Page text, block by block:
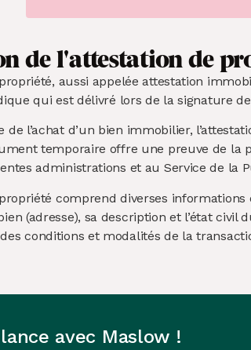
de l'attestation de
aussi appelée attestation
qui est délivré lors de la signature de
de l’achat d’un bien immobilier,
temporaire offre une preuve de la
administrations et au Service de la
propriété comprend diverses
(adresse), sa description et l’état
conditions et modalités de la
avec Maslow !